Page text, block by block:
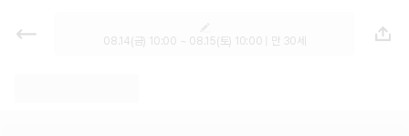
렌트카 - 세종특별자치시 렌터카 가
격비교, 최저가 보장 1위 카모아
08.14(금) 10:00 ~ 08.15(토) 10:00 | 만 30세